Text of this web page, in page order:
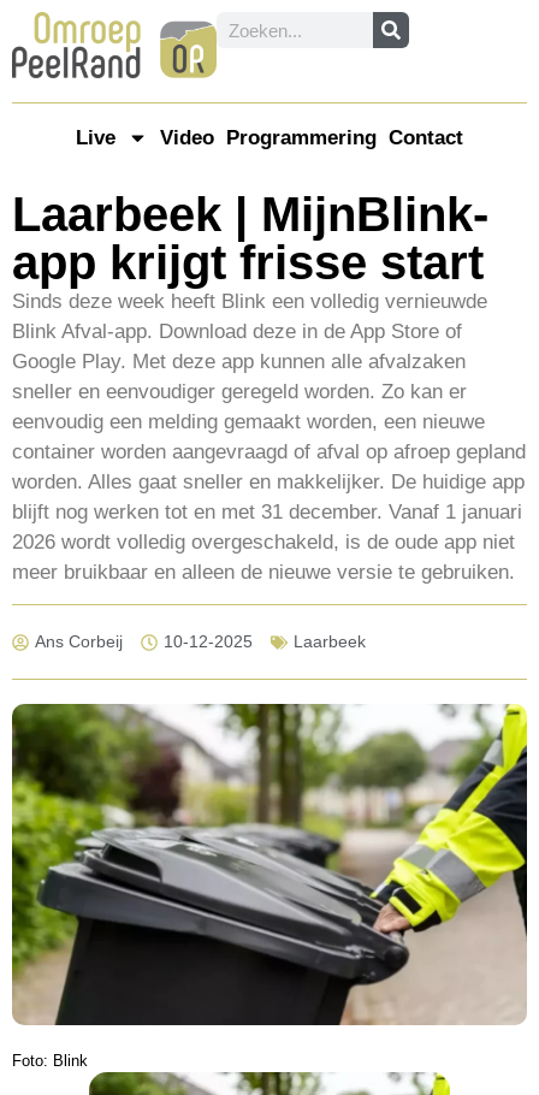
Live Video Programmering Contact
Laarbeek | MijnBlink-
app krijgt frisse start
Sinds deze week heeft Blink een volledig vernieuwde
Blink Afval-app. Download deze in de App Store of
Google Play. Met deze app kunnen alle afvalzaken
sneller en eenvoudiger geregeld worden. Zo kan er
eenvoudig een melding gemaakt worden, een nieuwe
container worden aangevraagd of afval op afroep gepland
worden. Alles gaat sneller en makkelijker. De huidige app
blijft nog werken tot en met 31 december. Vanaf 1 januari
2026 wordt volledig overgeschakeld, is de oude app niet
meer bruikbaar en alleen de nieuwe versie te gebruiken.
Ans Corbeij 10-12-2025 Laarbeek
Foto: Blink